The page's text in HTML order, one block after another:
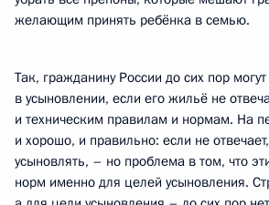
желающим принять ребёнка в семью.
Так, гражданину России до сих пор могут
в усыновлении, если его жильё не
и техническим правилам и нормам. На
и хорошо, и правильно: если не
усыновлять, – но проблема в том, что
норм именно для целей усыновления.